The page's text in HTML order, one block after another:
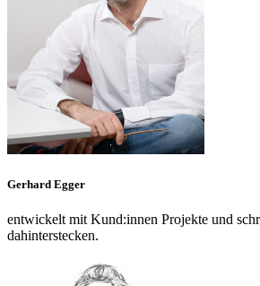
Gerhard Egger
entwickelt mit Kund:innen Projekte und
dahinterstecken.